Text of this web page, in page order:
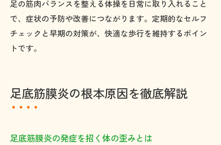
足の筋肉バランスを整える体操を日常に取り入れること
で、症状の予防や改善につながります。定期的なセルフ
チェックと早期の対策が、快適な歩行を維持するポイン
トです。
足底筋膜炎の根本原因を徹底解説
足底筋膜炎の発症を招く体の歪みとは